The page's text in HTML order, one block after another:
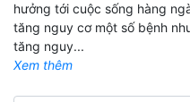
hưởng tới cuộc sống hàng
tăng nguy cơ một số bệnh
tăng nguy...
Xem thêm